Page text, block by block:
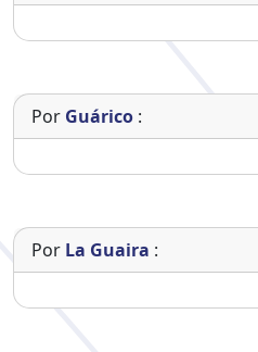
Por Guárico :
Por La Guaira :